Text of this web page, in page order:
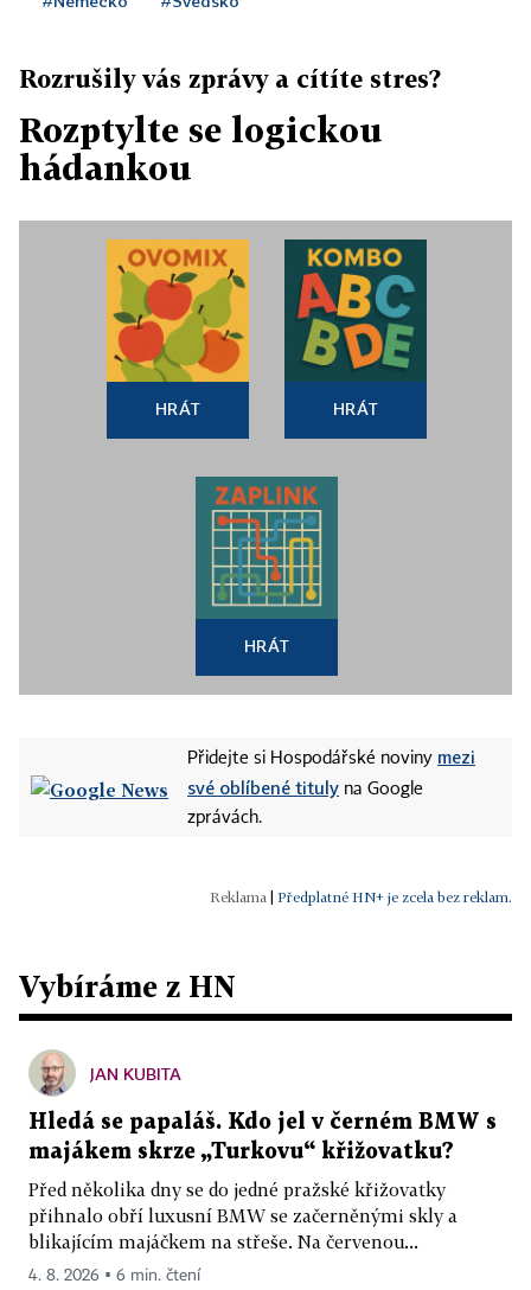
Rozrušily vás zprávy a cítíte stres?
Rozptylte se logickou
hádankou
HRÁT HRÁT
HRÁT
Přidejte si Hospodářské noviny mezi
své oblíbené tituly na Google
zprávách.
Předplatné HN+ je zcela bez reklam.
Vybíráme z HN
JAN KUBITA
Hledá se papaláš. Kdo jel v černém BMW s
majákem skrze „Turkovu“ křižovatku?
Před několika dny se do jedné pražské křižovatky
přihnalo obří luxusní BMW se začerněnými skly a
blikajícím majáčkem na střeše. Na červenou...
4. 8. 2026 ▪ 6 min. čtení